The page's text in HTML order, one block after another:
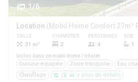
1/6
Location
TAILLE
31 m²
CHAMBRES
2
PERSONNES
4
SDB
1
Inclus dans ce mobil-home / chalet
Cuisine équipée Zone tranquille Eau
Chauffage
+ plus de détails